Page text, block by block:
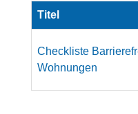
Titel
Checkliste
Wohnungen